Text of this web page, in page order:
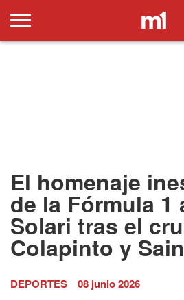
El homenaje
de la Fórmula 1
Solari tras el
Colapinto y
DEPORTES 08 junio 2026